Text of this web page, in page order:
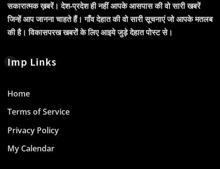
सकारात्मक ख़बरें। देश-प्रदेश ही नहीं आपके आसपास की वो सारी खबरें
जिन्हें आप जानना चाहते हैं। गाँव देहात की वो सारी सूचनाएं जो आपके मतलब
की है। विकासपरख खबरों के लिए आइये जुड़े देहात पोस्ट से।
Imp Links
Home
Terms of Service
Privacy Policy
My Calendar